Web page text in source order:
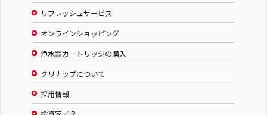
リフレッシュサービス
オンラインショッピング
浄水器カートリッジの購入
クリナップについて
採用情報